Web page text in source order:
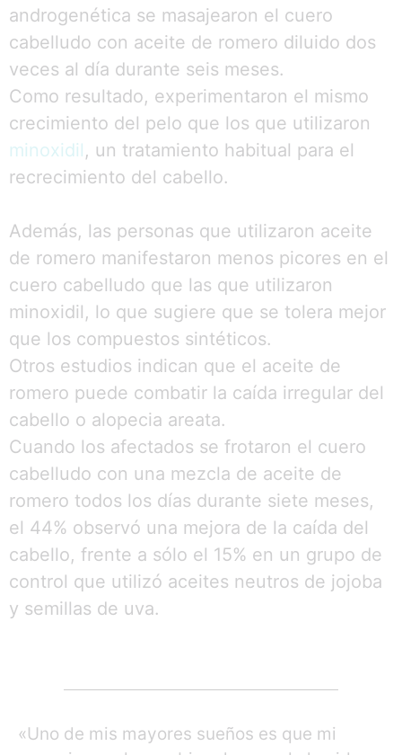
androgenética se masajearon el cuero
cabelludo con aceite de romero diluido dos
veces al día durante seis meses.
Como resultado, experimentaron el mismo
crecimiento del pelo que los que utilizaron
minoxidil, un tratamiento habitual para el
recrecimiento del cabello.
Además, las personas que utilizaron aceite
de romero manifestaron menos picores en el
cuero cabelludo que las que utilizaron
minoxidil, lo que sugiere que se tolera mejor
que los compuestos sintéticos.
Otros estudios indican que el aceite de
romero puede combatir la caída irregular del
cabello o alopecia areata.
Cuando los afectados se frotaron el cuero
cabelludo con una mezcla de aceite de
romero todos los días durante siete meses,
el 44% observó una mejora de la caída del
cabello, frente a sólo el 15% en un grupo de
control que utilizó aceites neutros de jojoba
y semillas de uva.
«Uno de mis mayores sueños es que mi